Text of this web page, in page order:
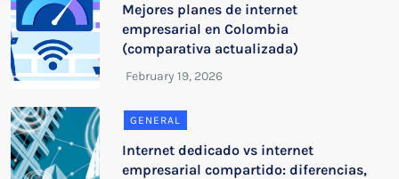
Mejores planes de internet
empresarial en Colombia
(comparativa actualizada)
GENERAL
Internet dedicado vs internet
empresarial compartido: diferencias,